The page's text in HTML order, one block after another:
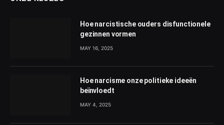
Hoe narcistische ouders disfunctionele
gezinnen vormen
MAY 16, 2025
Hoe narcisme onze politieke ideeën
beïnvloedt
MAY 4, 2025